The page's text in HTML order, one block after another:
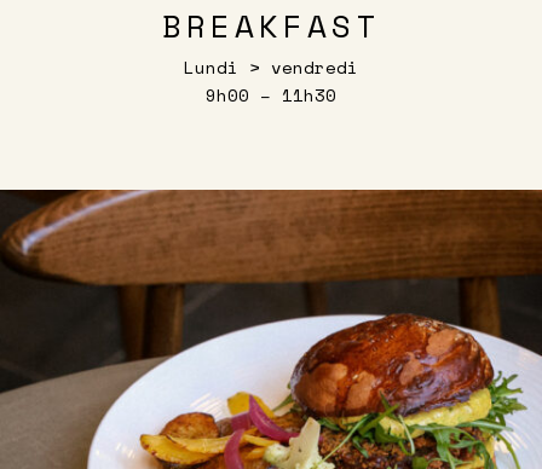
BREAKFAST
Lundi > vendredi
9h00 – 11h30